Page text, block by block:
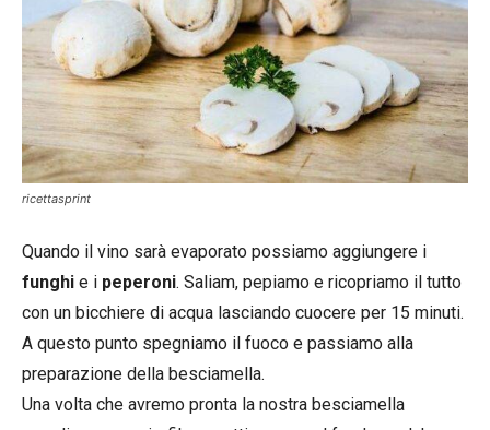
ricettasprint
Quando il vino sarà evaporato possiamo aggiungere i
funghi e i peperoni. Saliam, pepiamo e ricopriamo il tutto
con un bicchiere di acqua lasciando cuocere per 15 minuti.
A questo punto spegniamo il fuoco e passiamo alla
preparazione della besciamella.
Una volta che avremo pronta la nostra besciamella